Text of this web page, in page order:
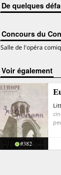
De quelques
Concours du
Salle de l'opéra
voir également
#382